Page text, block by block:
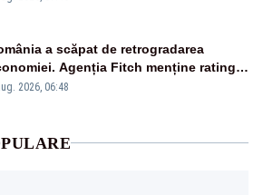
a scăpat de retrogradarea
Agenția Fitch menține ratingul
” cu perspectivă negativă
2026, 06:48